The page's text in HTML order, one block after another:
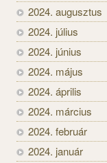
2024. augusztus
2024. július
2024. június
2024. május
2024. április
2024. március
2024. február
2024. január